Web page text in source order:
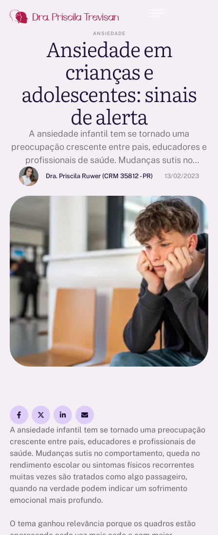
ANSIEDADE
Ansiedade em
crianças e
adolescentes: sinais
de alerta
A ansiedade infantil tem se tornado uma
preocupação crescente entre pais, educadores e
profissionais de saúde. Mudanças sutis no
comportamento, queda no rendimento escolar ou
sintomas físicos recorrentes muitas vezes são
tratados como algo passageiro, quando na
verdade podem indicar um sofrimento emocional
mais profundo. O tema ganhou relevância porque
os quadros estão aparecendo cada …
Dra. Priscila Ruwer (CRM 35812 - PR) 13/02/2023
A ansiedade infantil tem se tornado uma preocupação
crescente entre pais, educadores e profissionais de
saúde. Mudanças sutis no comportamento, queda no
rendimento escolar ou sintomas físicos recorrentes
muitas vezes são tratados como algo passageiro,
quando na verdade podem indicar um sofrimento
emocional mais profundo.
O tema ganhou relevância porque os quadros estão